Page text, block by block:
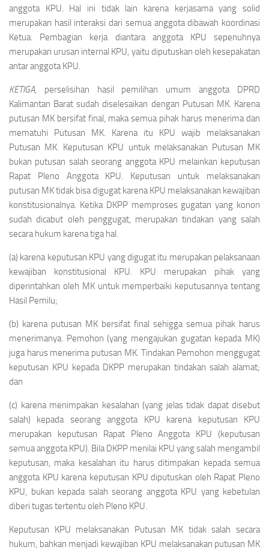
anggota KPU. Hal ini tidak lain karena kerjasama yang solid
merupakan hasil interaksi dari semua anggota dibawah koordinasi
Ketua. Pembagian kerja diantara anggota KPU sepenuhnya
merupakan urusan internal KPU, yaitu diputuskan oleh kesepakatan
antar anggota KPU.
KETIGA, perselisihan hasil pemilihan umum anggota DPRD
Kalimantan Barat sudah diselesaikan dengan Putusan MK. Karena
putusan MK bersifat final, maka semua pihak harus menerima dan
mematuhi Putusan MK. Karena itu KPU wajib melaksanakan
Putusan MK. Keputusan KPU untuk melaksanakan Putusan MK
bukan putusan salah seorang anggota KPU melainkan keputusan
Rapat Pleno Anggota KPU. Keputusan untuk melaksanakan
putusan MK tidak bisa digugat karena KPU melaksanakan kewajiban
konstitusionalnya. Ketika DKPP memproses gugatan yang konon
sudah dicabut oleh penggugat, merupakan tindakan yang salah
secara hukum karena tiga hal.
(a) karena keputusan KPU yang digugat itu merupakan pelaksanaan
kewajiban konstitusional KPU. KPU merupakan pihak yang
diperintahkan oleh MK untuk memperbaiki keputusannya tentang
Hasil Pemilu;
(b) karena putusan MK bersifat final sehigga semua pihak harus
menerimanya. Pemohon (yang mengajukan gugatan kepada MK)
juga harus menerima putusan MK. Tindakan Pemohon menggugat
keputusan KPU kepada DKPP merupakan tindakan salah alamat;
dan
(c) karena menimpakan kesalahan (yang jelas tidak dapat disebut
salah) kepada seorang anggota KPU karena keputusan KPU
merupakan keputusan Rapat Pleno Anggota KPU (keputusan
semua anggota KPU). Bila DKPP menilai KPU yang salah mengambil
keputusan, maka kesalahan itu harus ditimpakan kepada semua
anggota KPU karena keputusan KPU diputuskan oleh Rapat Pleno
KPU, bukan kepada salah seorang anggota KPU yang kebetulan
diberi tugas tertentu oleh Pleno KPU.
Keputusan KPU melaksanakan Putusan MK tidak salah secara
hukum, bahkan menjadi kewajiban KPU melaksanakan putusan MK